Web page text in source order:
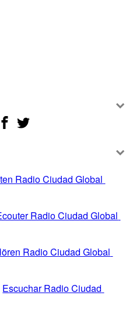
Radio Ciudad Global
Radio Ciudad Global
Radio Ciudad Global
Escuchar Radio Ciudad